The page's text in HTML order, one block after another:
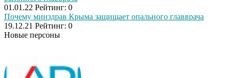
01.01.22 Рейтинг: 0
Почему минздрав Крыма защищает опального главврача
19.12.21 Рейтинг: 0
Новые персоны